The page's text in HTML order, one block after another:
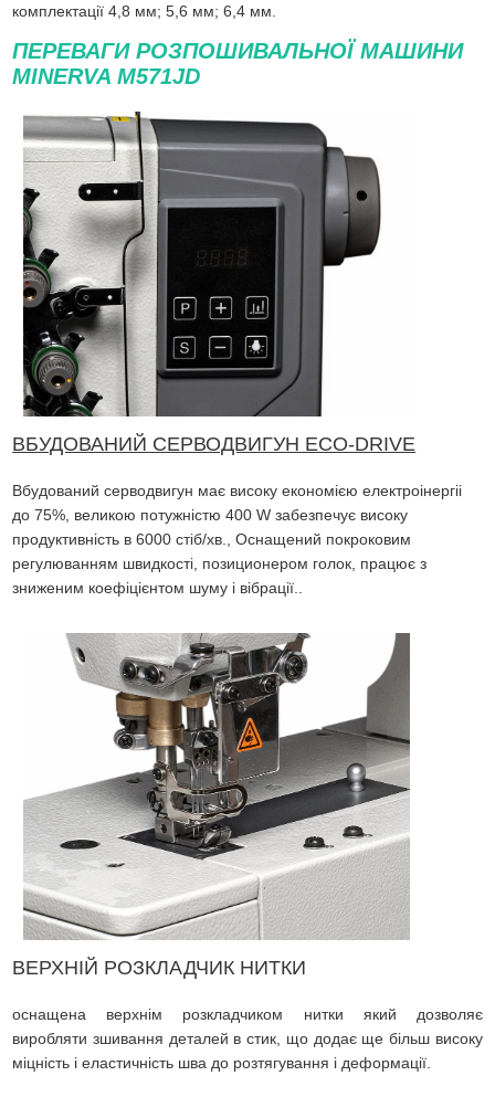
комплектації 4,8 мм; 5,6 мм; 6,4 мм.
ПЕРЕВАГИ РОЗПОШИВАЛЬНОЇ МАШИНИ
MINERVA M571JD
ВБУДОВАНИЙ СЕРВОДВИГУН ECO-DRIVE
Вбудований серводвигун має високу економією електроінергіі
до 75%, великою потужністю 400 W забезпечує високу
продуктивність в 6000 стіб/хв., Оснащений покроковим
регулюванням швидкості, позиционером голок, працює з
зниженим коефіцієнтом шуму і вібрації..
ВЕРХНІЙ РОЗКЛАДЧИК НИТКИ
оснащена верхнім розкладчиком нитки який дозволяє
виробляти зшивання деталей в стик, що додає ще більш високу
міцність і еластичність шва до розтягування і деформації.